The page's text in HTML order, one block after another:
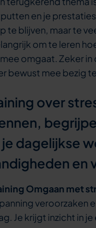
en je
te blijven, maar te
om te leren
omgaat. Zeker
bewust mee bezig
over
dagelijkse
en
Omgaan met
veroorzaken
Je krijgt inzicht in